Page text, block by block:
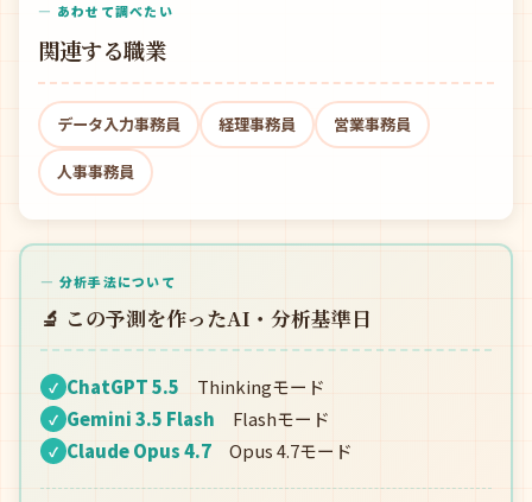
— あわせて調べたい
関連する職業
データ入力事務員 経理事務員 営業事務員
人事事務員
— 分析手法について
🔬 この予測を作ったAI・分析基準日
✓ ChatGPT 5.5 Thinkingモード
✓ Gemini 3.5 Flash Flashモード
✓ Claude Opus 4.7 Opus 4.7モード